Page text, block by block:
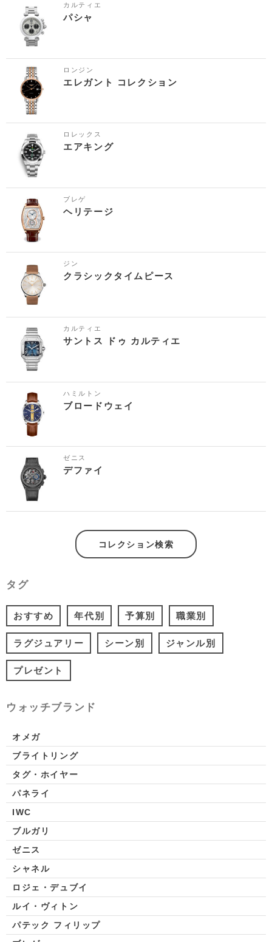
カルティエ
パシャ
ロンジン
エレガント コレクション
ロレックス
エアキング
ブレゲ
ヘリテージ
ジン
クラシックタイムピース
カルティエ
サントス ドゥ カルティエ
ハミルトン
ブロードウェイ
ゼニス
デファイ
コレクション検索
タグ
おすすめ 年代別 予算別 職業別
ラグジュアリー シーン別 ジャンル別
プレゼント
ウォッチブランド
オメガ
ブライトリング
タグ・ホイヤー
パネライ
IWC
ブルガリ
ゼニス
シャネル
ロジェ・デュブイ
ルイ・ヴィトン
パテック フィリップ